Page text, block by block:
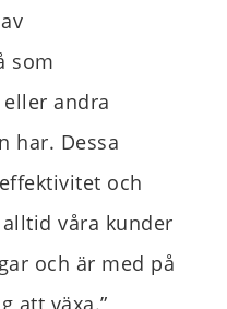
som
eller andra
har. Dessa
och
våra kunder
och är med på
att växa.”